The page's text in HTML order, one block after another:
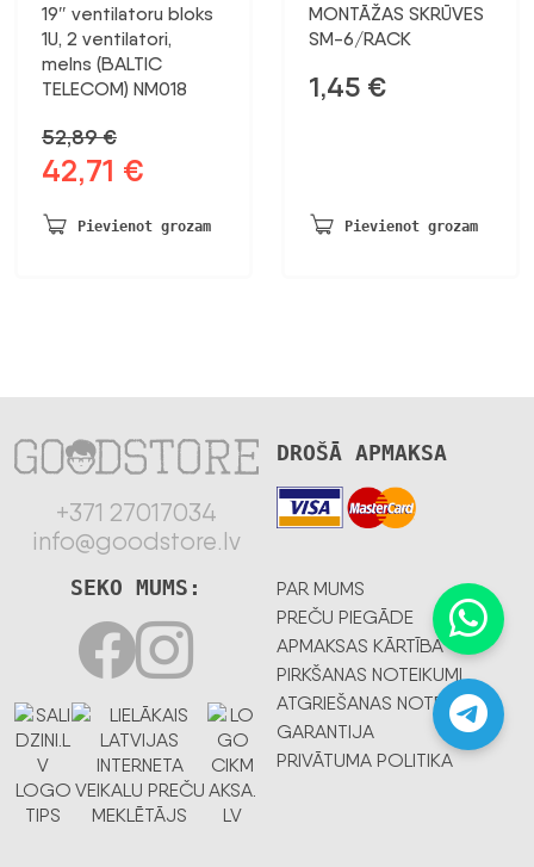
19″ ventilatoru bloks
1U, 2 ventilatori,
melns (BALTIC
TELECOM) NM018
52,89€
Sākotnējā
cena
bija:
42,71 €
ir:
Pievienot grozam
MONTĀŽAS SKRŪVES
SM-6/RACK
1,45 €
Pievienot grozam
+371 27017034
info@goodstore.lv
DROŠĀ APMAKSA
PAR MUMS
PREČU PIEGĀDE
APMAKSAS KĀRTĪBA
PIRKŠANAS NOTEIKUMI
ATGRIEŠANAS NOTEIKUMI
GARANTIJA
PRIVĀTUMA POLITIKA
SEKO MUMS: